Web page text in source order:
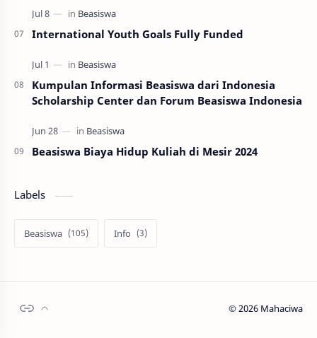
International Youth Goals Fully Funded
Kumpulan Informasi Beasiswa dari Indonesia
Scholarship Center dan Forum Beasiswa Indonesia
Beasiswa Biaya Hidup Kuliah di Mesir 2024
Labels
Beasiswa Info
©2026 Mahaciwa